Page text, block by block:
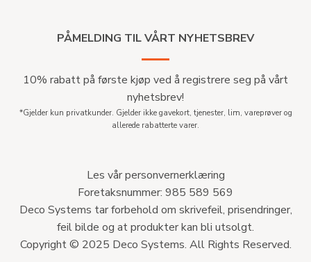
PÅMELDING TIL VÅRT NYHETSBREV
10% rabatt på første kjøp ved å registrere seg på vårt
nyhetsbrev!
*Gjelder kun privatkunder. Gjelder ikke gavekort, tjenester, lim, vareprøver og
allerede rabatterte varer.
Les vår personvernerklæring
Foretaksnummer: 985 589 569
Deco Systems tar forbehold om skrivefeil, prisendringer,
feil bilde og at produkter kan bli utsolgt.
Copyright © 2025 Deco Systems. All Rights Reserved.